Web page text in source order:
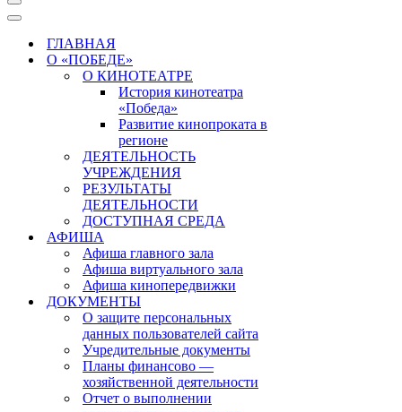
Меню
навигации
Меню
навигацииГЛАВНАЯ
О «ПОБЕДЕ»
О КИНОТЕАТРЕ
История кинотеатра
«Победа»
Развитие кинопроката в
регионе
ДЕЯТЕЛЬНОСТЬ
УЧРЕЖДЕНИЯ
РЕЗУЛЬТАТЫ
ДЕЯТЕЛЬНОСТИ
ДОСТУПНАЯ СРЕДА
АФИША
Афиша главного зала
Афиша виртуального зала
Афиша кинопередвижки
ДОКУМЕНТЫ
О защите персональных
данных пользователей сайта
Учредительные документы
Планы финансово —
хозяйственной деятельности
Отчет о выполнении